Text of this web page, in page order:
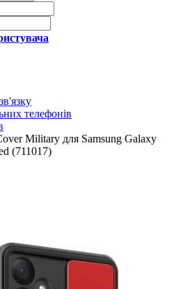
телефонів
Military для Samsung Galaxy
(711017)